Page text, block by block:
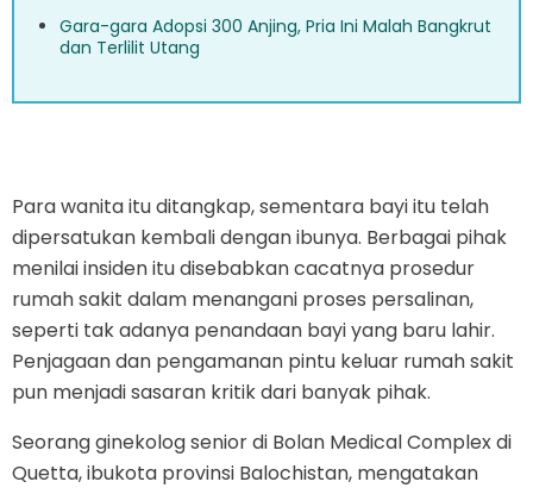
Gara-gara Adopsi 300 Anjing, Pria Ini Malah Bangkrut
dan Terlilit Utang
Para wanita itu ditangkap, sementara bayi itu telah
dipersatukan kembali dengan ibunya. Berbagai pihak
menilai insiden itu disebabkan cacatnya prosedur
rumah sakit dalam menangani proses persalinan,
seperti tak adanya penandaan bayi yang baru lahir.
Penjagaan dan pengamanan pintu keluar rumah sakit
pun menjadi sasaran kritik dari banyak pihak.
Seorang ginekolog senior di Bolan Medical Complex di
Quetta, ibukota provinsi Balochistan, mengatakan